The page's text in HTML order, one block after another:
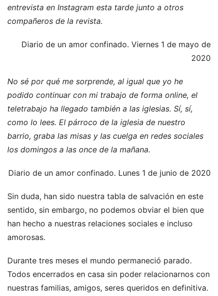
entrevista en Instagram esta tarde junto a otros
compañeros de la revista.
Diario de un amor confinado. Viernes 1 de mayo de
2020
No sé por qué me sorprende, al igual que yo he
podido continuar con mi trabajo de forma online, el
teletrabajo ha llegado también a las iglesias. Sí, sí,
como lo lees. El párroco de la iglesia de nuestro
barrio, graba las misas y las cuelga en redes sociales
los domingos a las once de la mañana.
Diario de un amor confinado. Lunes 1 de junio de 2020
Sin duda, han sido nuestra tabla de salvación en este
sentido, sin embargo, no podemos obviar el bien que
han hecho a nuestras relaciones sociales e incluso
amorosas.
Durante tres meses el mundo permaneció parado.
Todos encerrados en casa sin poder relacionarnos con
nuestras familias, amigos, seres queridos en definitiva.